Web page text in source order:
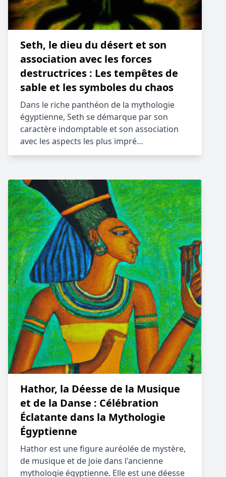
Seth, le dieu du désert et son
association avec les forces
destructrices : Les tempêtes de
sable et les symboles du chaos
Dans le riche panthéon de la mythologie
égyptienne, Seth se démarque par son
caractère indomptable et son association
avec les aspects les plus impré…
Hathor, la Déesse de la Musique
et de la Danse : Célébration
Éclatante dans la Mythologie
Égyptienne
Hathor est une figure auréolée de mystère,
de musique et de joie dans l'ancienne
mythologie égyptienne. Elle est une déesse